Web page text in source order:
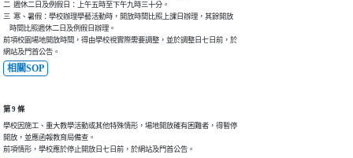
二  週休二日及例假日：上午五時至下午九時三十分。
三  寒、暑假：學校辦理學藝活動時，開放時間比照上課日辦理，其餘開放
    時間比照週休二日及例假日辦理。
前項校園場地開放時間，得由學校視實際需要調整，並於調整日七日前，於
網站及門首公告。
相關SOP
第 9 條
學校因施工、重大教學活動或其他特殊情形，場地開放確有困難者，得暫停
開放，並應函報教育局備查。
前項情形，學校應於停止開放日七日前，於網站及門首公告。